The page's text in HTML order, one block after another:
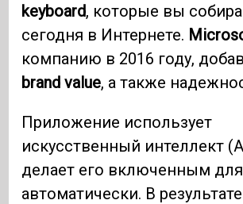
keyboard, которые вы
сегодня в Интернете.
компанию в 2016 году,
brand value, а также
Приложение использует
искусственный интеллект
делает его включенным
автоматически. В результате